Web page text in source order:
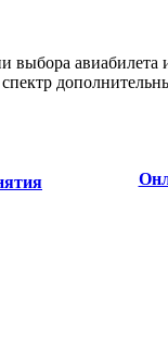
выбора